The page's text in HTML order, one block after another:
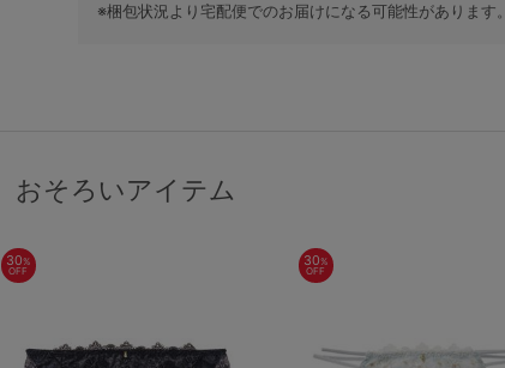
※梱包状況より宅配便でのお届けになる可能性があります。
おそろいアイテム
30%
OFF
30%
OFF